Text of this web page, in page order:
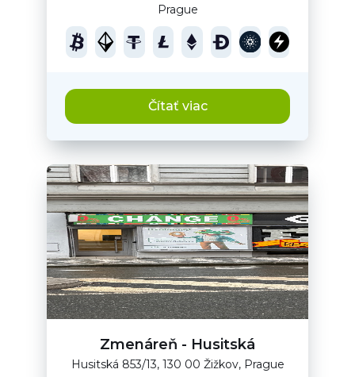
Prague
Čítať viac
Zmenáreň - Husitská
Husitská 853/13, 130 00 Žižkov, Prague